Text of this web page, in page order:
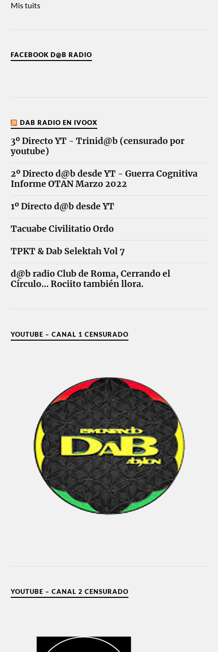
Mis tuits
FACEBOOK D@B RADIO
DAB RADIO EN IVOOX
3º Directo YT - Trinid@b (censurado por
youtube)
2º Directo d@b desde YT - Guerra Cognitiva
Informe OTAN Marzo 2022
1º Directo d@b desde YT
Tacuabe Civilitatio Ordo
TPKT & Dab Selektah Vol 7
d@b radio Club de Roma, Cerrando el
Círculo... Rociito también llora.
YOUTUBE – CANAL 1 CENSURADO
YOUTUBE – CANAL 2 CENSURADO